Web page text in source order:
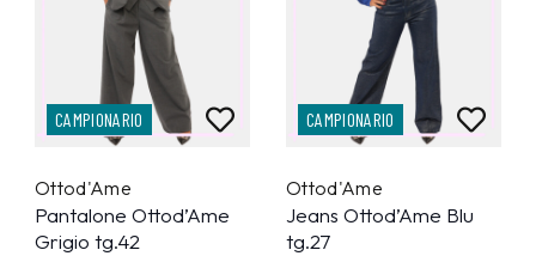
CAMPIONARIO
Ottod'Ame
Pantalone Ottod’Ame
Grigio tg.42
CAMPIONARIO
Ottod'Ame
Jeans Ottod’Ame Blu
tg.27